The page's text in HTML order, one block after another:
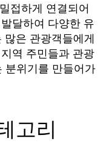
접하게 연결되어
달하여 다양한 유
은 관광객들에게
역 주민들과 관광
분위기를 만들어가
고리